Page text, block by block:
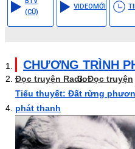
(CŨ)
VIDEOMỚI
CHƯƠNG TRÌNH
Đọc truyện RadioĐọc truyện
Tiểu thuyết: Đất rừng
phát thanh